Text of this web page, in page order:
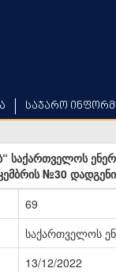
საჯარო
საქართველოს
№30
69
საქართველოს
13/12/2022